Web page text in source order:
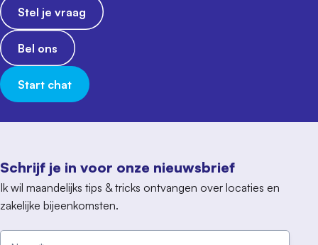
Schrijf je in voor onze nieuwsbrief
Ik wil maandelijks tips & tricks ontvangen over locaties en
zakelijke bijeenkomsten.
Stel je vraag
Bel ons
Start chat